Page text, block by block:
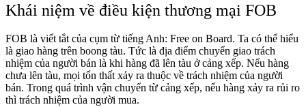
Khái niệm về điều kiện thương mại FOB
FOB là viết tắt của cụm từ tiếng Anh: Free on Board. Ta có thể hiểu
là giao hàng trên boong tàu. Tức là địa điểm chuyển giao trách
nhiệm của người bán là khi hàng đã lên tàu ở cảng xếp. Nếu hàng
chưa lên tàu, mọi tổn thất xảy ra thuộc về trách nhiệm của người
bán. Trong quá trình vận chuyển từ cảng xếp, nếu hàng xảy ra rủi ro
thì trách nhiệm của người mua.